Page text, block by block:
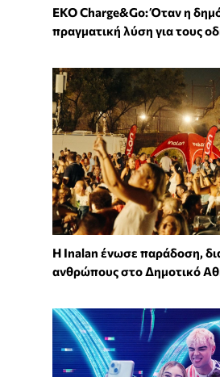
EKO Charge&Go: Όταν η
πραγματική λύση για τους
Η Inalan ένωσε παράδοση,
ανθρώπους στο Δημοτικό